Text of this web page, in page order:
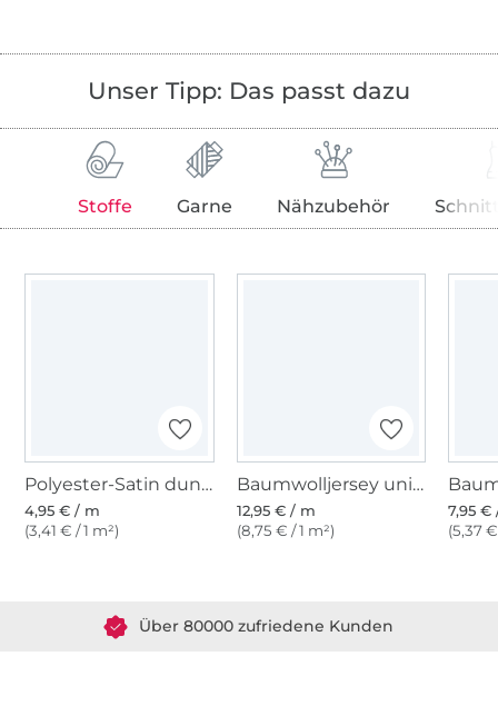
Unser Tipp: Das passt dazu
Stoffe Garne Nähzubehör
Polyester-Satin dunkelblau
4,95 € / m
(3,41 € / 1 m²)
Baumwolljersey uni, indigoblau
12,95 € / m
(8,75 € / 1 m²)
7,95 €
(5,37
Über 80000 zufriedene Kunden